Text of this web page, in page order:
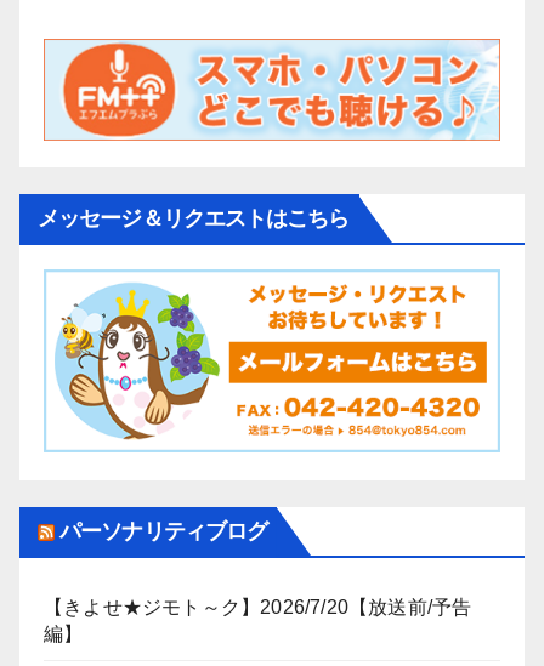
メッセージ＆リクエストはこちら
パーソナリティブログ
【きよせ★ジモト～ク】2026/7/20【放送前/予告
編】